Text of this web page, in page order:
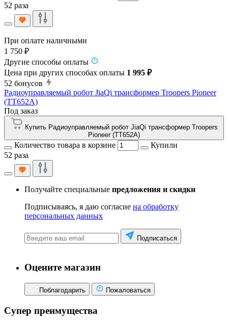
52 раза
При оплате наличными
1 750 ₽
Другие способы оплаты
Цена при других способах оплаты 1 995 ₽
52 бонусов
Радиоуправляемый робот JiaQi трансформер Troopers Pioneer
(TT652A)
Под заказ
Купить Радиоуправляемый робот JiaQi трансформер Troopers
Pioneer (TT652A)
Количество товара в корзине
Купили
52 раза
Получайте специальные предложения и скидки
Подписываясь, я даю согласие на обработку
персональных данных
Подписаться
Оцените магазин
Поблагодарить Пожаловаться
Супер преимущества